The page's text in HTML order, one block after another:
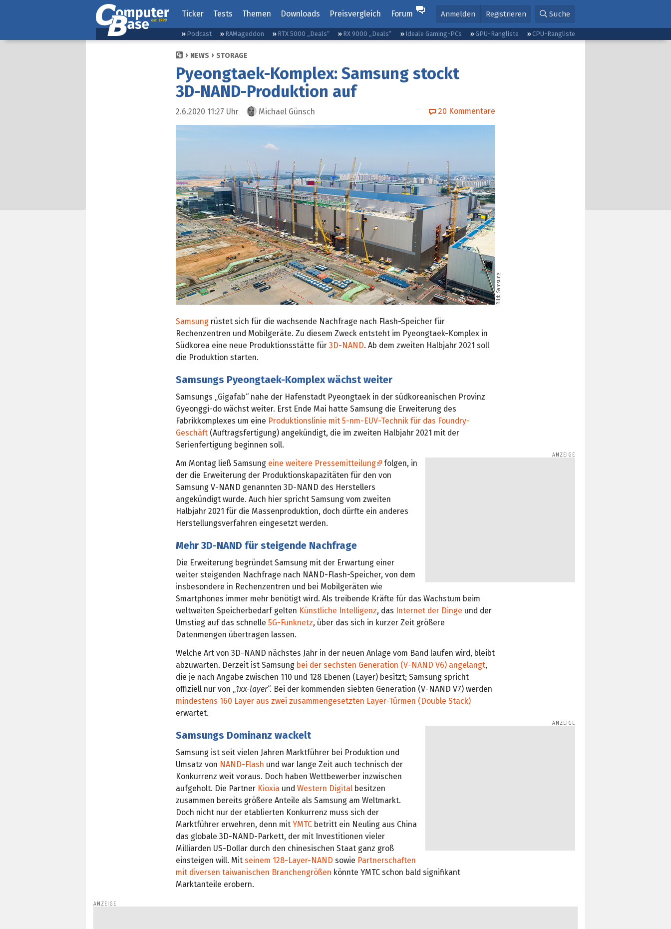
Ticker Tests Themen Downloads Preisvergleich Forum Anmelden Registrieren Suche
Podcast RAMageddon RTX 5000 „Deals“ RX 9000 „Deals“ Ideale Gaming-PCs GPU-Rangliste CPU-Rangliste
NEWS STORAGE
Pyeongtaek-Komplex: Samsung stockt
3D‑NAND‑Produktion auf
2.6.2020 11:27 Uhr Michael Günsch 20 Kommentare
Bild: Samsung
Samsung rüstet sich für die wachsende Nachfrage nach Flash-Speicher für
Rechenzentren und Mobilgeräte. Zu diesem Zweck entsteht im Pyeongtaek-Komplex in
Südkorea eine neue Produktionsstätte für 3D-NAND. Ab dem zweiten Halbjahr 2021 soll
die Produktion starten.
Samsungs Pyeongtaek-Komplex wächst weiter
Samsungs „Gigafab“ nahe der Hafenstadt Pyeongtaek in der südkoreanischen Provinz
Gyeonggi-do wächst weiter. Erst Ende Mai hatte Samsung die Erweiterung des
Fabrikkomplexes um eine Produktionslinie mit 5-nm-EUV-Technik für das Foundry-
Geschäft (Auftragsfertigung) angekündigt, die im zweiten Halbjahr 2021 mit der
Serienfertigung beginnen soll.
Am Montag ließ Samsung eine weitere Pressemitteilung
folgen, in
der die Erweiterung der Produktionskapazitäten für den von
Samsung V-NAND genannten 3D-NAND des Herstellers
angekündigt wurde. Auch hier spricht Samsung vom zweiten
Halbjahr 2021 für die Massenproduktion, doch dürfte ein anderes
Herstellungsverfahren eingesetzt werden.
Mehr 3D-NAND für steigende Nachfrage
Die Erweiterung begründet Samsung mit der Erwartung einer
weiter steigenden Nachfrage nach NAND-Flash-Speicher, von dem
insbesondere in Rechenzentren und bei Mobilgeräten wie
Smartphones immer mehr benötigt wird. Als treibende Kräfte für das Wachstum beim
weltweiten Speicherbedarf gelten Künstliche Intelligenz, das Internet der Dinge und der
Umstieg auf das schnelle 5G-Funknetz, über das sich in kurzer Zeit größere
Datenmengen übertragen lassen.
Welche Art von 3D-NAND nächstes Jahr in der neuen Anlage vom Band laufen wird, bleibt
abzuwarten. Derzeit ist Samsung bei der sechsten Generation (V-NAND V6) angelangt,
die je nach Angabe zwischen 110 und 128 Ebenen (Layer) besitzt; Samsung spricht
offiziell nur von „1xx-layer“. Bei der kommenden siebten Generation (V-NAND V7) werden
mindestens 160 Layer aus zwei zusammengesetzten Layer-Türmen (Double Stack)
erwartet.
Samsungs Dominanz wackelt
Samsung ist seit vielen Jahren Marktführer bei Produktion und
Umsatz von NAND-Flash und war lange Zeit auch technisch der
Konkurrenz weit voraus. Doch haben Wettbewerber inzwischen
aufgeholt. Die Partner Kioxia und Western Digital besitzen
zusammen bereits größere Anteile als Samsung am Weltmarkt.
Doch nicht nur der etablierten Konkurrenz muss sich der
Marktführer erwehren, denn mit YMTC betritt ein Neuling aus China
das globale 3D-NAND-Parkett, der mit Investitionen vieler
Milliarden US-Dollar durch den chinesischen Staat ganz groß
einsteigen will. Mit seinem 128-Layer-NAND sowie Partnerschaften
mit diversen taiwanischen Branchengrößen könnte YMTC schon bald signifikant
Marktanteile erobern.